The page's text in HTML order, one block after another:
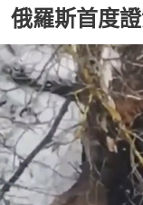
俄羅斯首度